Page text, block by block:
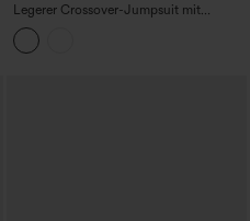
Legerer Crossover-Jumpsuit mit
Taschen – Easy Peezy Edition